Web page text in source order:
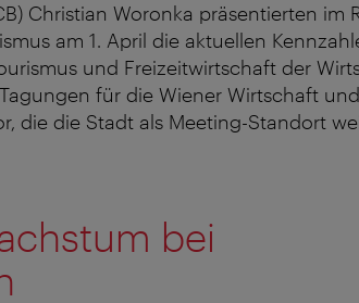
Christian Woronka präsentierten im
am 1. April die aktuellen
und Freizeitwirtschaft der
für die Wiener Wirtschaft
die die Stadt als Meeting-Standort
bei